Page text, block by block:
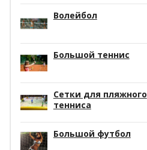
Волейбол
Большой теннис
Сетки для пляжного
тенниса
Большой футбол